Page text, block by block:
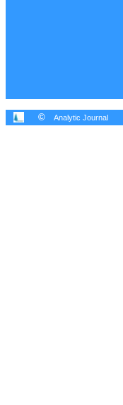
© Analytic Journal